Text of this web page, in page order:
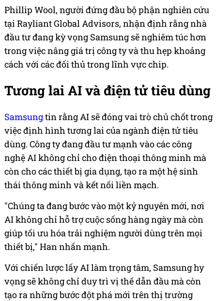
Phillip Wool, người đứng đầu bộ phận nghiên cứu
tại Rayliant Global Advisors, nhận định rằng nhà
đầu tư đang kỳ vọng Samsung sẽ nghiêm túc hơn
trong việc nâng giá trị công ty và thu hẹp khoảng
cách với các đối thủ trong lĩnh vực chip.
Tương lai AI và điện tử tiêu dùng
Samsungtin rằng AI sẽ đóng vai trò chủ chốt trong
việc định hình tương lai của ngành điện tử tiêu
dùng. Công ty đang đầu tư mạnh vào các công
nghệ AI không chỉ cho điện thoại thông minh mà
còn cho các thiết bị gia dụng, tạo ra một hệ sinh
thái thông minh và kết nối liền mạch.
"Chúng ta đang bước vào một kỷ nguyên mới, nơi
AI không chỉ hỗ trợ cuộc sống hàng ngày mà còn
giúp tối ưu hóa trải nghiệm người dùng trên mọi
thiết bị," Han nhấn mạnh.
Với chiến lược lấy AI làm trọng tâm, Samsung hy
vọng sẽ không chỉ duy trì vị thế dẫn đầu mà còn
tạo ra những bước đột phá mới trên thị trường